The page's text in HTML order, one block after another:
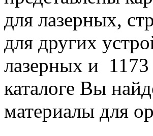
для лазерных,
для других
лазерных и
каталоге Вы
материалы для